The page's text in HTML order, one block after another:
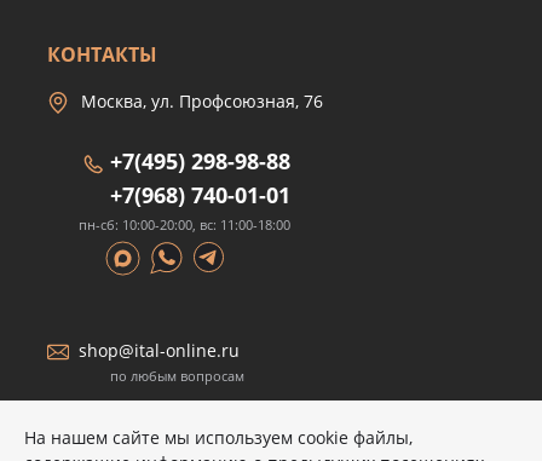
КОНТАКТЫ
Москва, ул. Профсоюзная, 76
+7(495) 298-98-88
+7(968) 740-01-01
пн-сб: 10:00-20:00, вс: 11:00-18:00
shop@ital-online.ru
по любым вопросам
На нашем сайте мы используем cookie файлы,